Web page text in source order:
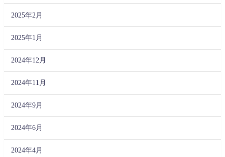
2025年2月
2025年1月
2024年12月
2024年11月
2024年9月
2024年6月
2024年4月